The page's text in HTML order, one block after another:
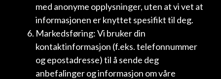
med anonyme opplysninger, uten at vi vet at
informasjonen er knyttet spesifikt til deg.
Markedsføring: Vi bruker din
kontaktinformasjon (f.eks. telefonnummer
og epostadresse) til å sende deg
anbefalinger og informasjon om våre